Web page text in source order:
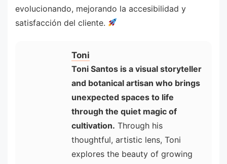
evolucionando, mejorando la accesibilidad y
satisfacción del cliente.
Toni
Toni Santos is a visual storyteller
and botanical artisan who brings
unexpected spaces to life
through the quiet magic of
cultivation. Through his
thoughtful, artistic lens, Toni
explores the beauty of growing